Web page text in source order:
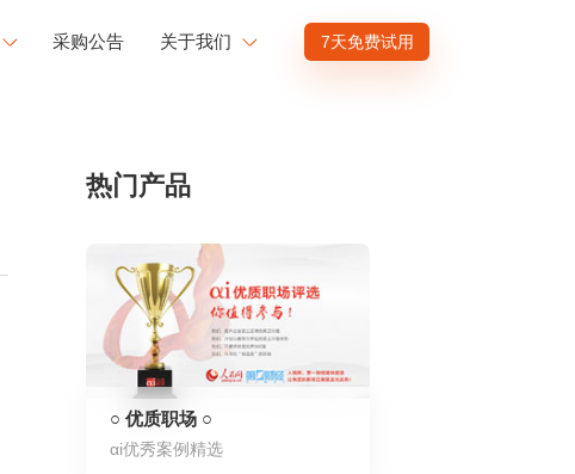
商业赋能
采购公告 关于我们
投资者关系
供应商招募
渠道招募
7天免费试用
热门产品
○ 优质职场 ○
αi优秀案例精选